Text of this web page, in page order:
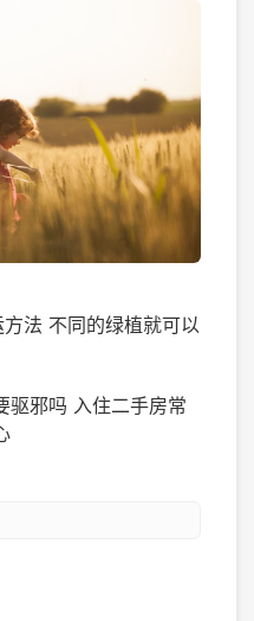
法 不同的绿植就可以
驱邪吗 入住二手房常